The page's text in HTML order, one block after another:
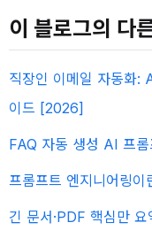
이 블로그의 다
직장인 이메일 자동화:
이드 [2026]
FAQ 자동 생성 AI 프
프롬프트 엔지니어링
긴 문서·PDF 핵심만